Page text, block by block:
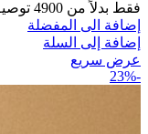
فقط بدلاً من 4900 توصيـــــل لباب المنــــزل معاينه
إضافة الى المفضلة
إضافة إلى السلة
عرض سريع
-23%